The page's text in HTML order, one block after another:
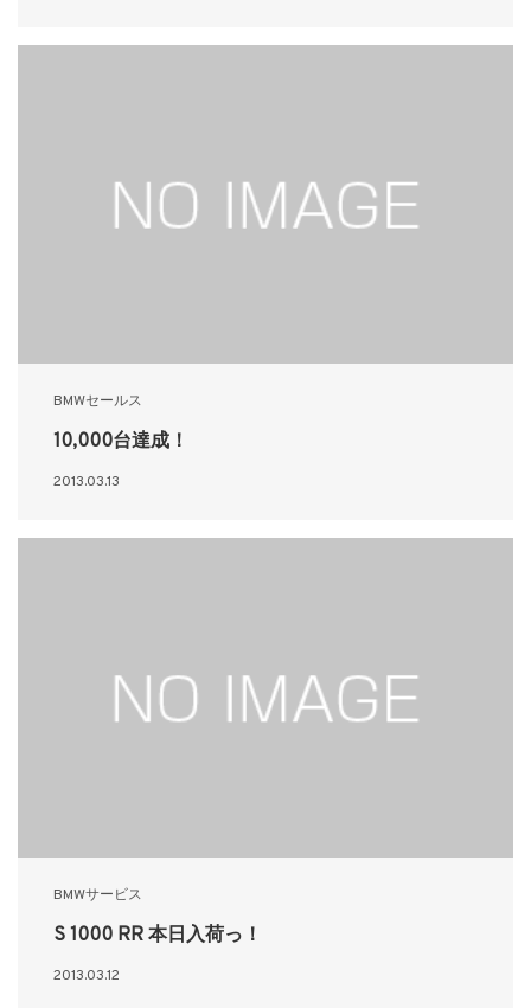
BMWセールス
10,000台達成！
2013.03.13
BMWサービス
S 1000 RR 本日入荷っ！
2013.03.12